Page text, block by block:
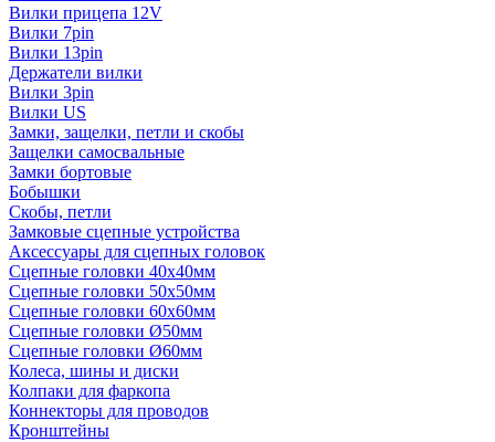
Вилки прицепа 12V
Вилки 7pin
Вилки 13pin
Держатели вилки
Вилки 3pin
Вилки US
Замки, защелки, петли и скобы
Защелки самосвальные
Замки бортовые
Бобышки
Скобы, петли
Замковые сцепные устройства
Аксессуары для сцепных головок
Сцепные головки 40x40мм
Сцепные головки 50x50мм
Сцепные головки 60x60мм
Сцепные головки Ø50мм
Сцепные головки Ø60мм
Колеса, шины и диски
Колпаки для фаркопа
Коннекторы для проводов
Кронштейны